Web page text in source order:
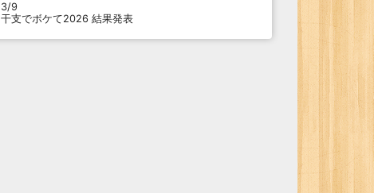
3/9
干支でボケて2026 結果発表